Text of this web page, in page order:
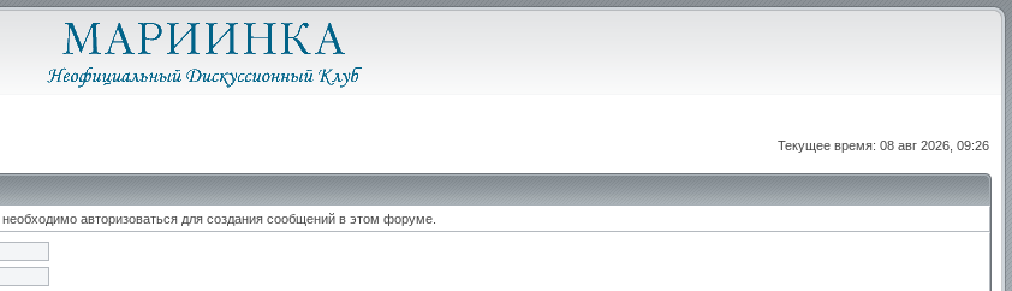
Текущее время: 08 авг 2026, 09:26
авторизоваться для создания сообщений в этом форуме.